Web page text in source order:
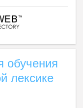
обучения
лексике